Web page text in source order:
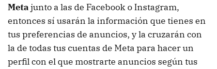
Metajunto a las de Facebook o Instagram,
entonces sí usarán la información que tienes en
tus preferencias de anuncios, y la cruzarán con
la de todas tus cuentas de Meta para hacer un
perfil con el que mostrarte anuncios según tus